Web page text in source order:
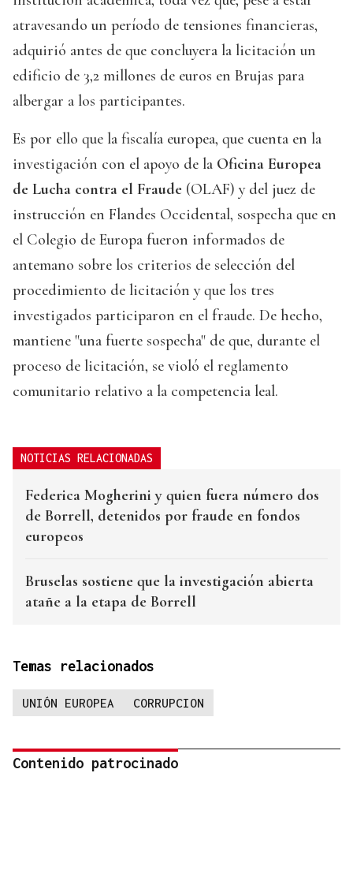
atravesando un período de tensiones financieras,
adquirió antes de que concluyera la licitación un
edificio de 3,2 millones de euros en Brujas para
albergar a los participantes.
Es por ello que la fiscalía europea, que cuenta en la
investigación con el apoyo de la Oficina Europea
de Lucha contra el Fraude (OLAF) y del juez de
instrucción en Flandes Occidental, sospecha que en
el Colegio de Europa fueron informados de
antemano sobre los criterios de selección del
procedimiento de licitación y que los tres
investigados participaron en el fraude. De hecho,
mantiene "una fuerte sospecha" de que, durante el
proceso de licitación, se violó el reglamento
comunitario relativo a la competencia leal.
NOTICIAS RELACIONADAS
Federica Mogherini y quien fuera número dos
de Borrell, detenidos por fraude en fondos
europeos
Bruselas sostiene que la investigación abierta
atañe a la etapa de Borrell
Temas relacionados
UNIÓN EUROPEA CORRUPCION
Contenido patrocinado